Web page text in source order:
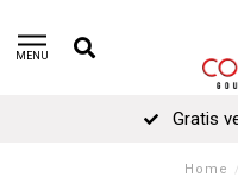
MENU
Gratis
Home /